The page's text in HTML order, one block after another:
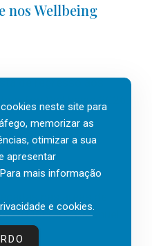
nos Wellbeing
de regresso aos
o Top Wellbeing 2026.
místico.»
nas áreas de
e Liderança, Manuel
neste site para
memorizar as
otimizar a sua
apresentar
mais informação
e cookies.